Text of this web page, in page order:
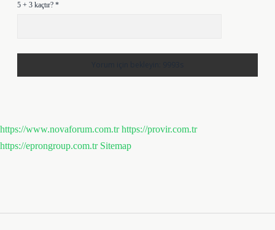
5 + 3 kaçtır? *
https://www.novaforum.com.tr https://provir.com.tr
https://eprongroup.com.tr Sitemap